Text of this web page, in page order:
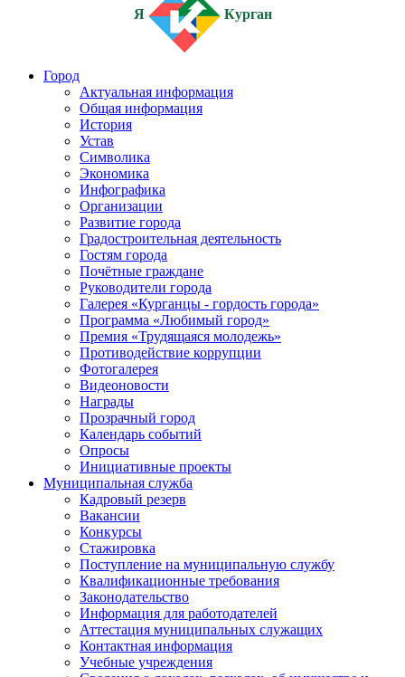
Я Курган
Город
Актуальная информация
Общая информация
История
Устав
Символика
Экономика
Инфографика
Организации
Развитие города
Градостроительная деятельность
Гостям города
Почётные граждане
Руководители города
Галерея «Курганцы - гордость города»
Программа «Любимый город»
Премия «Трудящаяся молодежь»
Противодействие коррупции
Фотогалерея
Видеоновости
Награды
Прозрачный город
Календарь событий
Опросы
Инициативные проекты
Муниципальная служба
Кадровый резерв
Вакансии
Конкурсы
Стажировка
Поступление на муниципальную службу
Квалификационные требования
Законодательство
Информация для работодателей
Аттестация муниципальных служащих
Контактная информация
Учебные учреждения